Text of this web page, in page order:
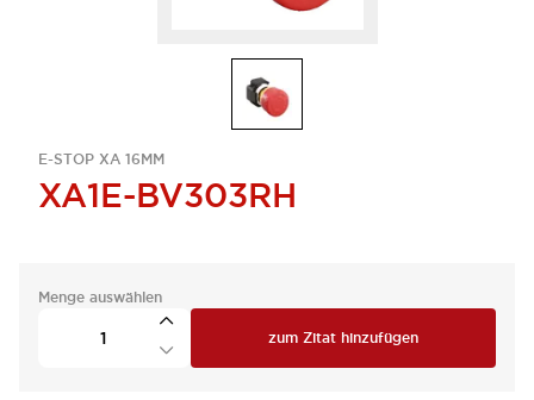
E-STOP XA 16MM
XA1E-BV303RH
Menge auswählen
zum Zitat hinzufügen